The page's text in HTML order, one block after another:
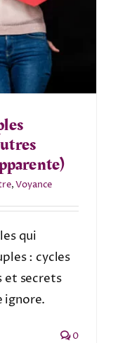
,Voyance
qui
: cycles
et secrets
ignore.
0